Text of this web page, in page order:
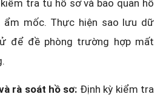
tra tủ hồ sơ và bảo quản hồ
ẩm mốc. Thực hiện sao lưu dữ
để đề phòng trường hợp mất
rà soát hồ sơ: Định kỳ kiểm tra